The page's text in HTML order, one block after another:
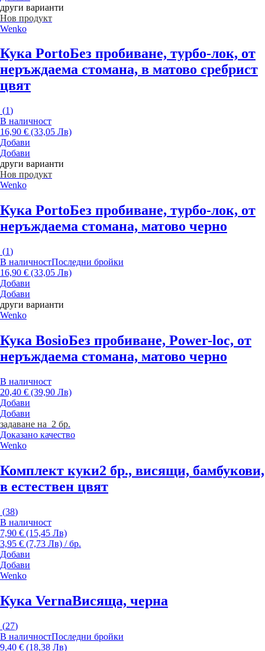
други варианти
Нов продукт
Wenko
Кука PortoБез пробиване, турбо-лок, от
неръждаема стомана, в матово сребрист
цвят
(1)
В наличност
16,90 € (33,05 Лв)
Добави
Добави
други варианти
Нов продукт
Wenko
Кука PortoБез пробиване, турбо-лок, от
неръждаема стомана, матово черно
(1)
В наличностПоследни бройки
16,90 € (33,05 Лв)
Добави
Добави
други варианти
Wenko
Кука BosioБез пробиване, Power-loc, от
неръждаема стомана, матово черно
В наличност
20,40 € (39,90 Лв)
Добави
Добави
задаване на 2 бр.
Доказано качество
Wenko
Комплект куки2 бр., висящи, бамбукови,
в естествен цвят
(38)
В наличност
7,90 € (15,45 Лв)
3,95 € (7,73 Лв) / бр.
Добави
Добави
Wenko
Кука VernaВисяща, черна
(27)
В наличностПоследни бройки
9,40 € (18,38 Лв)